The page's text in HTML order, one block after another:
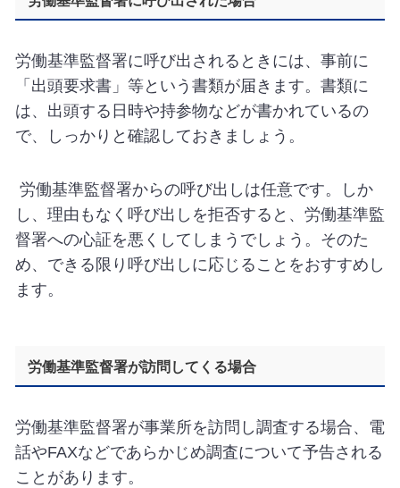
労働基準監督署に呼び出されるときには、事前に
「出頭要求書」等という書類が届きます。書類に
は、出頭する日時や持参物などが書かれているの
で、しっかりと確認しておきましょう。
労働基準監督署からの呼び出しは任意です。しか
し、理由もなく呼び出しを拒否すると、労働基準監
督署への心証を悪くしてしまうでしょう。そのた
め、できる限り呼び出しに応じることをおすすめし
ます。
労働基準監督署が訪問してくる場合
労働基準監督署が事業所を訪問し調査する場合、電
話やFAXなどであらかじめ調査について予告される
ことがあります。